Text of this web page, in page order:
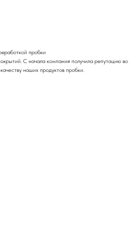
пробки
С начала компания получила репутацию во
наших продуктов пробки.